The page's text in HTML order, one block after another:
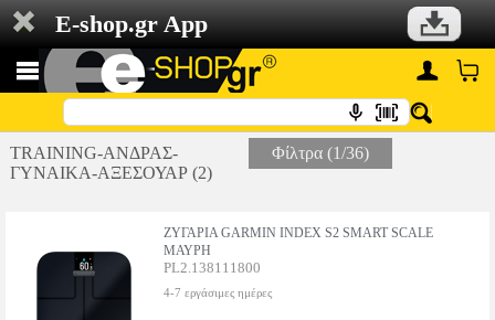
E-shop.gr App
TRAINING-ΑΝΔΡΑΣ-
ΓΥΝΑΙΚΑ-ΑΞΕΣΟΥΑΡ (2)
Φίλτρα (1/36)
ΖΥΓΑΡΙΑ GARMIN INDEX S2 SMART SCALE
ΜΑΥΡΗ
PL2.138111800
4-7 εργάσιμες ημέρες